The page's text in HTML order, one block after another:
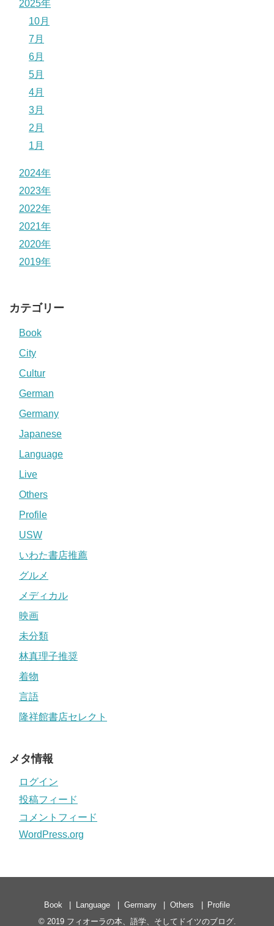
2025年
10月
7月
6月
5月
4月
3月
2月
1月
2024年
2023年
2022年
2021年
2020年
2019年
カテゴリー
Book
City
Cultur
German
Germany
Japanese
Language
Live
Others
Profile
USW
いわた書店推薦
グルメ
メディカル
映画
未分類
林真理子推奨
着物
言語
隆祥館書店セレクト
メタ情報
ログイン
投稿フィード
コメントフィード
WordPress.org
Book Language Germany Others
Profile
© 2019 フィオーラの本、語学、そしてドイツのブログ.